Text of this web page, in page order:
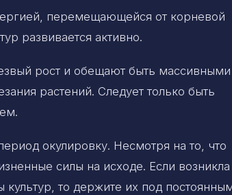
перемещающейся от корневой
развивается активно.
рост и обещают быть
растений. Следует только быть
окулировку. Несмотря на то, что
силы на исходе. Если возникла
то держите их под